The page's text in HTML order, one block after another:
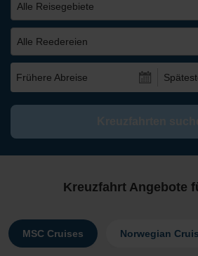
Alle Reisegebiete
Alle Reedereien
Frühere Abreise
Kreuzfahrt Angebote
MSC Cruises Norwegian